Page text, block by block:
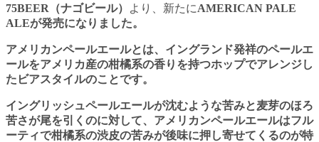
75BEER（ナゴビール）
より、新たにAMERICAN PALE
ALEが発売になりました。
アメリカンペールエールとは、イングランド発祥のペールエ
ールをアメリカ産の柑橘系の香りを持つホップでアレンジし
たビアスタイルのことです。
イングリッシュペールエールが沈むような苦みと麦芽のほろ
苦さが尾を引くのに対して、アメリカンペールエールはフル
ーティで柑橘系の渋皮の苦みが後味に押し寄せてくるのが特